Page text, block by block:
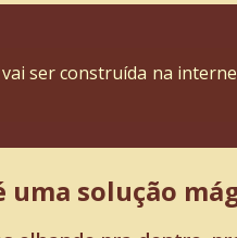
ser construída na
uma solução